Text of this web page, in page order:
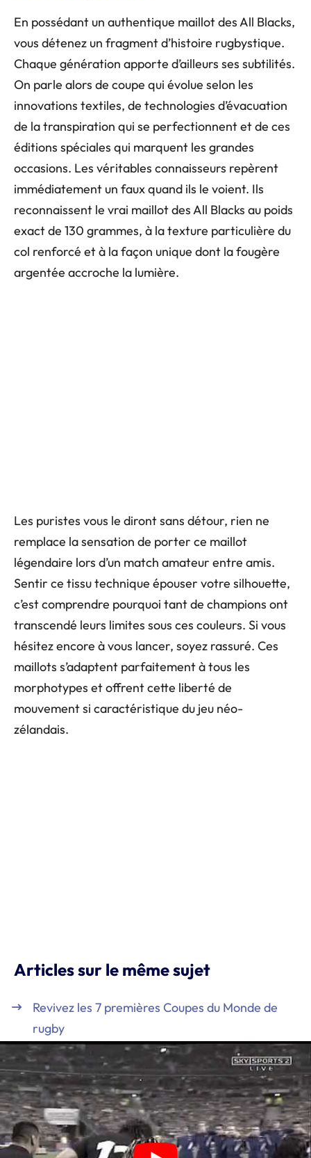
En possédant un authentique maillot des All Blacks,
vous détenez un fragment d’histoire rugbystique.
Chaque génération apporte d’ailleurs ses subtilités.
On parle alors de coupe qui évolue selon les
innovations textiles, de technologies d’évacuation
de la transpiration qui se perfectionnent et de ces
éditions spéciales qui marquent les grandes
occasions. Les véritables connaisseurs repèrent
immédiatement un faux quand ils le voient. Ils
reconnaissent le vrai maillot des All Blacks au poids
exact de 130 grammes, à la texture particulière du
col renforcé et à la façon unique dont la fougère
argentée accroche la lumière.
Les puristes vous le diront sans détour, rien ne
remplace la sensation de porter ce maillot
légendaire lors d’un match amateur entre amis.
Sentir ce tissu technique épouser votre silhouette,
c’est comprendre pourquoi tant de champions ont
transcendé leurs limites sous ces couleurs. Si vous
hésitez encore à vous lancer, soyez rassuré. Ces
maillots s’adaptent parfaitement à tous les
morphotypes et offrent cette liberté de
mouvement si caractéristique du jeu néo-
zélandais.
Articles sur le même sujet
Revivez les 7 premières Coupes du Monde de
rugby
Coupe du Monde 2011 : Le XV de France passe si
près d’un authentique exploit…
Les All Blacks au sommet du rugby mondial pour
la 3e fois
2007 : la France défie le Haka des All-Blacks